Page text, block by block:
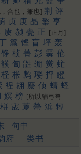
合也，兼也] 荆 评
贞 庚 晶 檠 亨
赓 赪 甍 正 [正月]
籯 铿 盲 坪 轰
铮 桢 菁 彭 霙 伧
韺 訇 鼪 绷 黉 虻
柽 枨 鹒 璎 抨 瞪
裎 翃 麖 侦 蜻 蛏
嫇 榜 [所以辅弓弩
栟 宬 藑 罃 浜 牼
姘 蝾 硡
鋐 觲 蠳
句中
府 类书